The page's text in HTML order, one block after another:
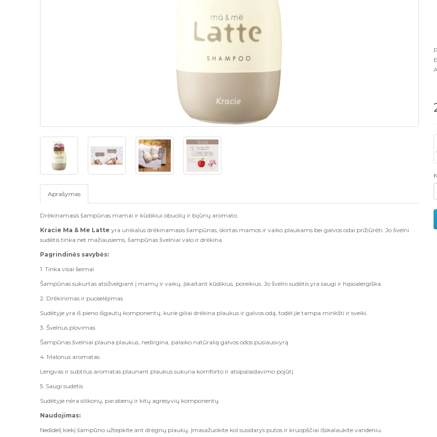
Aprašymas
Drėkinamasis šampūnas mamai ir kūdikiui obuolių ir bijūnų aromato.
Kracie Ma & Me Latte yra unikalus drėkinamasis šampūnas, skirtas mamos ir vaiko plaukams bei galvos odai prižiūrėti. Jo švelni
sudėtis tinka net mažiausiems, šampūnas švelniai valo ir drėkina.
Pagrindinės savybės:
1. Tinka visai šeimai
Šampūnas sukurtas atsižvelgiant į mamų ir vaikų, įskaitant kūdikius, poreikius. Jo švelni sudėtis yra saugi ir hipoalergiška.
2. Drėkinimas ir puoselėjimas
Sudėtyje yra iš pieno išgautų komponentų, kurie giliai drėkina plaukus ir galvos odą, todėl jie tampa minkšti ir sveiki.
3. Švelnus plovimas
Šampūnas švelniai plauna plaukus, nedirgina, palaiko natūralią galvos odos pusiausvyrą.
4. Malonus aromatas
Lengvas ir subtilus aromatas plaunant plaukus sukuria komforto ir atsipalaidavimo pojūtį.
5. Saugi sudėtis
Sudėtyje nėra silikonų, parabenų ir kitų agresyvių komponentų.
Naudojimas:
Nedidelį kiekį šampūno užtepkite ant drėgnų plaukų, įmasažuokite kol susidarys putos ir kruopščiai išskalaukite vandeniu.